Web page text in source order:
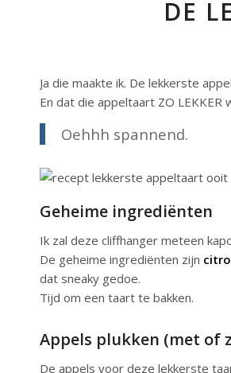
DE
Ja die maakte ik. De lekkerste
En dat die appeltaart ZO LEKKER
Oehhh spannend.
Geheime ingrediënten
Ik zal deze cliffhanger meteen
De geheime ingrediënten zijn
dat sneaky gedoe.
Tijd om een taart te bakken.
Appels plukken (met of
De appels voor deze lekkerste